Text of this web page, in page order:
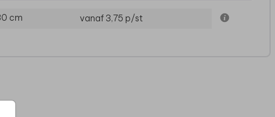
TONY'S CHOCOLONELY
cm vanaf 3,75 p/st